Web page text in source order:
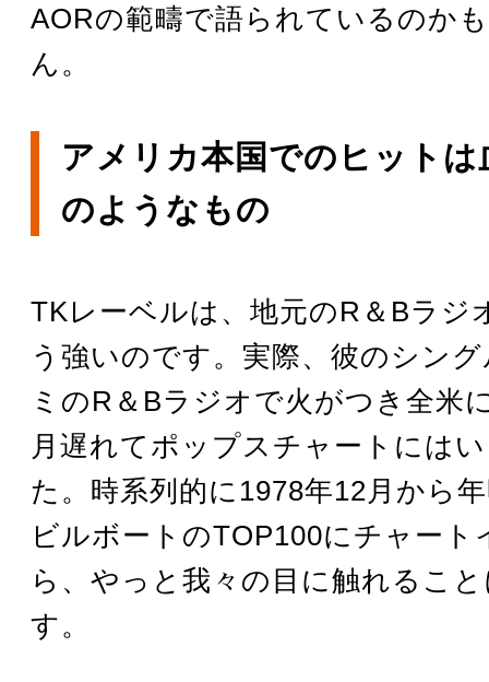
AORの範疇で語られているのか
ん。
アメリカ本国でのヒットは
のようなもの
TKレーベルは、地元のR＆Bラジ
う強いのです。実際、彼のシン
ミのR＆Bラジオで火がつき全米
月遅れてポップスチャートには
た。時系列的に1978年12月から
ビルボートのTOP100にチャート
ら、やっと我々の目に触れるこ
す。